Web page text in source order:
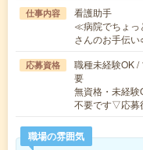
仕事内容
看護助手
≪病院でちょっ
さんのお手伝
応募資格
職種未経験OK /
要
無資格・未経
不要です▽応募
職場の雰囲気